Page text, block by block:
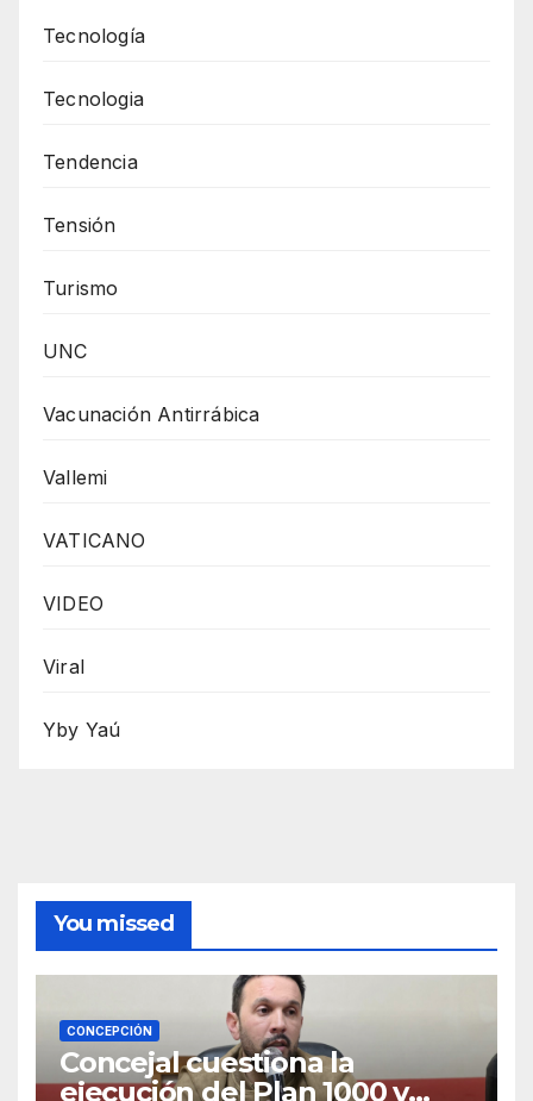
Tecnología
Tecnologia
Tendencia
Tensión
Turismo
UNC
Vacunación Antirrábica
Vallemi
VATICANO
VIDEO
Viral
Yby Yaú
You missed
CONCEPCIÓN
Concejal cuestiona la
ejecución del Plan 1000 y